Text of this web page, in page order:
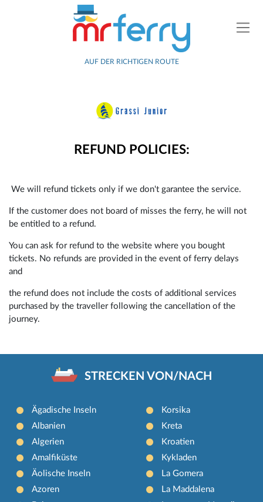
AUF DER RICHTIGEN ROUTE
REFUND POLICIES:
We will refund tickets only if we don't garantee the service.
If the customer does not board of misses the ferry, he will not
be entitled to a refund.
You can ask for refund to the website where you bought
tickets. No refunds are provided in the event of ferry delays
and
the refund does not include the costs of additional services
purchased by the traveller following the cancellation of the
journey.
STRECKEN VON/NACH
Ägadische Inseln
Albanien
Algerien
Amalfiküste
Äolische Inseln
Azoren
Korsika
Kreta
Kroatien
Kykladen
La Gomera
La Maddalena